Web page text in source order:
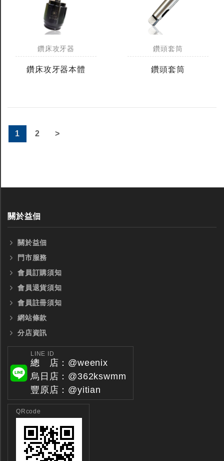
鑽床攻牙器
鑽床攻牙器本體
鑽頭套筒
鑽頭套筒
1 2 >
關於益佃
關於益佃
門市服務
會員訂購須知
會員退貨須知
會員註冊須知
網站條款
分店資訊
LINE ID
總 店：@weenix
烏日店：@362kswmm
豐原店：@yitian
QRcode